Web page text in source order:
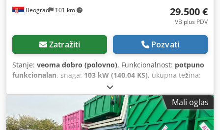
Beograd 101 km 29.500 €
VB plus PDV
Zatražiti Pozvati
Stanje: veoma dobro (polovno), Funkcionalnost: potpuno
funkcionalan, snaga: 103 kW (140,04 KS), ukupna težina:
12.400 kg
2012, broj mašine/vozila:26013220111905, odlična stanje
Dwedpfx Akjzf Ihwelsa
Mali oglas